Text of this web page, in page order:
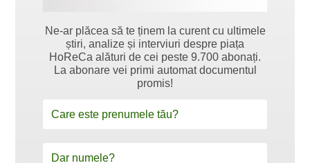
Ne-ar plăcea să te ținem la curent cu ultimele
știri, analize și interviuri despre piața
HoReCa alături de cei peste 9.700 abonați.
La abonare vei primi automat documentul
promis!